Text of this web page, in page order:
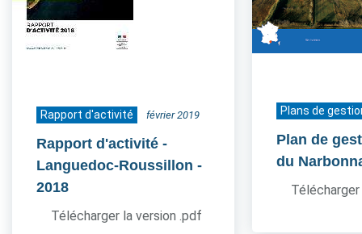
Rapport d'activité février 2019
Rapport d'activité -
Languedoc-Roussillon -
2018
Télécharger la version .pdf
Plans de
Plan de
du